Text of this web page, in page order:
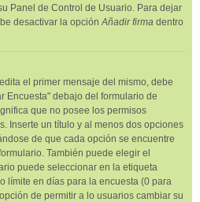
Panel de Control de Usuario. Para dejar
desactivar la opciónAñadir firma dentro
el primer mensaje del mismo, debe
Encuesta" debajo del formulario de
que no posee los permisos
Inserte un título y al menos dos opciones
de que cada opción se encuentre
También puede elegir el
puede seleccionar en la etiqueta
límite en días para la encuesta (0 para
de permitir a lo usuarios cambiar su